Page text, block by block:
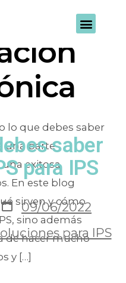
saber
para IPS
09/06/2022
para IPS
lo que debes saber
una parte
exitosa
En este blog
sirven y cómo
sino además
de hacer mucho
y […]